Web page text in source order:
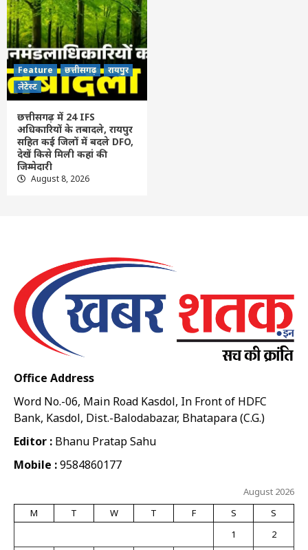
Feature छत्तीसगढ़
रायपुर
लेटेस्ट
छत्तीसगढ़ में 24 IFS
अधिकारियों के तबादले, रायपुर
सहित कई जिलों में बदले DFO,
देखें किसे मिली कहां की
जिम्मेदारी
August 8, 2026
Office Address
Word No.-06, Main Road Kasdol, In Front of HDFC
Bank, Kasdol, Dist.-Balodabazar, Bhatapara (C.G.)
Editor : Bhanu Pratap Sahu
Mobile :9584860177
August 2026
M
T W T F S
S
1
2